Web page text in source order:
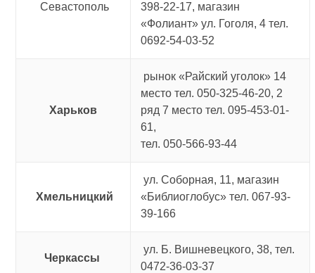
Севастополь
398-22-17, магазин
«Фолиант» ул. Гоголя, 4 тел.
0692-54-03-52
Харьков
рынок «Райский уголок» 14
место тел. 050-325-46-20, 2
ряд 7 место тел. 095-453-01-
61,
тел. 050-566-93-44
Хмельницкий
ул. Соборная, 11, магазин
«Библиоглобус» тел. 067-93-
39-166
Черкассы
ул. Б. Вишневецкого, 38, тел.
0472-36-03-37